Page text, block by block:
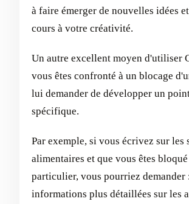
à faire émerger de nouvelles idées
cours à votre créativité.
Un autre excellent moyen d'utiliser
vous êtes confronté à un blocage
lui demander de développer un
spécifique.
Par exemple, si vous écrivez sur les
alimentaires et que vous êtes
particulier, vous pourriez demander
informations plus détaillées sur les